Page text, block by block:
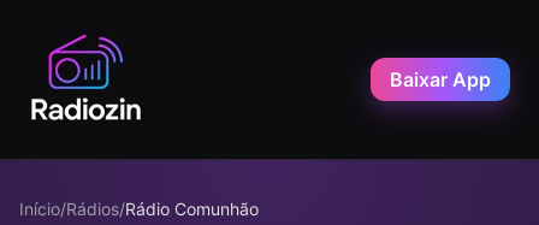
Baixar App
Início/Rádios/Rádio Comunhão